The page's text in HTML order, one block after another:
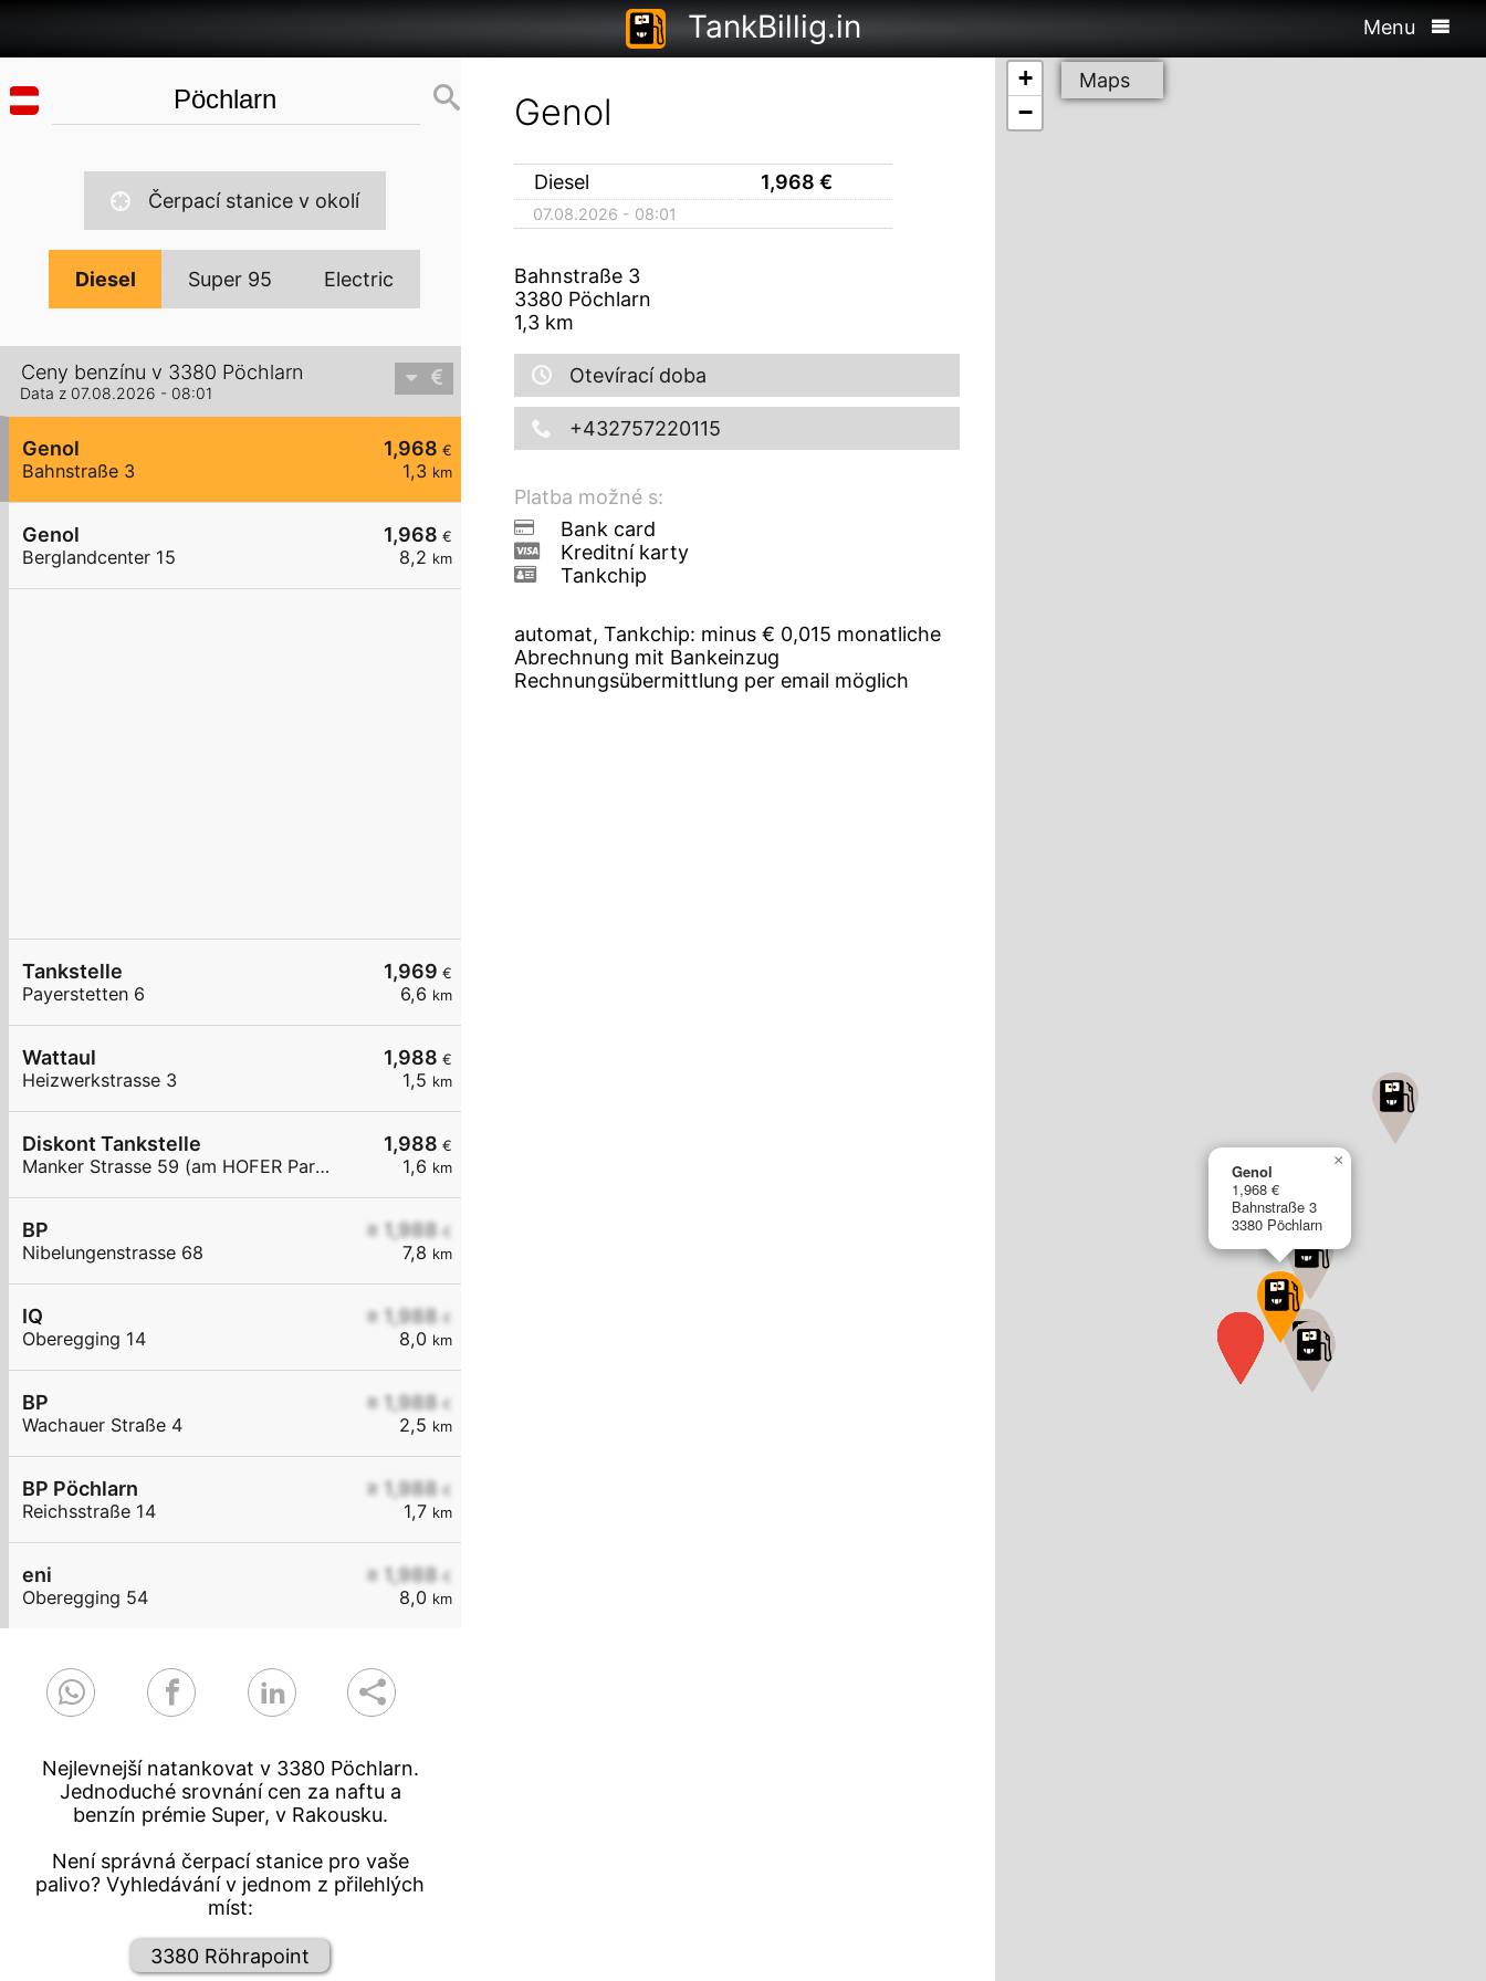
TankBillig.in Menu
Čerpací stanice v okolí
Diesel Super 95 Electric
Ceny benzínu v 3380 Pöchlarn
Data z 07.08.2026 - 08:01
1,968 €
1,3 km
Genol
Bahnstraße 3
1,968 €
8,2 km
Genol
Berglandcenter 15
1,969 €
6,6 km
Tankstelle
Payerstetten 6
1,988 €
1,5 km
Wattaul
Heizwerkstrasse 3
1,988 €
1,6 km
Diskont Tankstelle
Manker Strasse 59 (am HOFER Parkplatz)
≥ 1,988 €
7,8 km
BP
Nibelungenstrasse 68
≥ 1,988 €
8,0 km
IQ
Oberegging 14
≥ 1,988 €
2,5 km
BP
Wachauer Straße 4
≥ 1,988 €
1,7 km
BP Pöchlarn
Reichsstraße 14
≥ 1,988 €
8,0 km
eni
Oberegging 54
Nejlevnejší natankovat v 3380 Pöchlarn.
Jednoduché srovnání cen za naftu a
benzín prémie Super, v Rakousku.
Není správná čerpací stanice pro vaše
palivo? Vyhledávání v jednom z přilehlých
míst:
3380 Röhrapoint
Genol
Diesel 1,968 €
07.08.2026 - 08:01
Bahnstraße 3
3380 Pöchlarn
1,3km
Otevírací doba
+432757220115
Platba možné s:
Bank card
Kreditní karty
Tankchip
automat, Tankchip: minus € 0,015 monatliche
Abrechnung mit Bankeinzug
Rechnungsübermittlung per email möglich
Genol
1,968 €
Bahnstraße 3
3380 Pöchlarn
×
+
−
Maps